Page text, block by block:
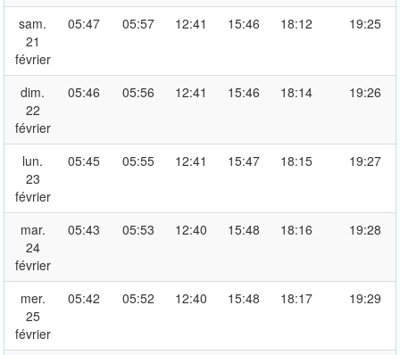
sam.
21
février
05:47 05:57 12:41 15:46 18:12 19:25
dim.
22
février
05:46 05:56 12:41 15:46 18:14 19:26
lun.
23
février
05:45 05:55 12:41 15:47 18:15 19:27
mar.
24
février
05:43 05:53 12:40 15:48 18:16 19:28
mer.
25
février
05:42 05:52 12:40 15:48 18:17 19:29